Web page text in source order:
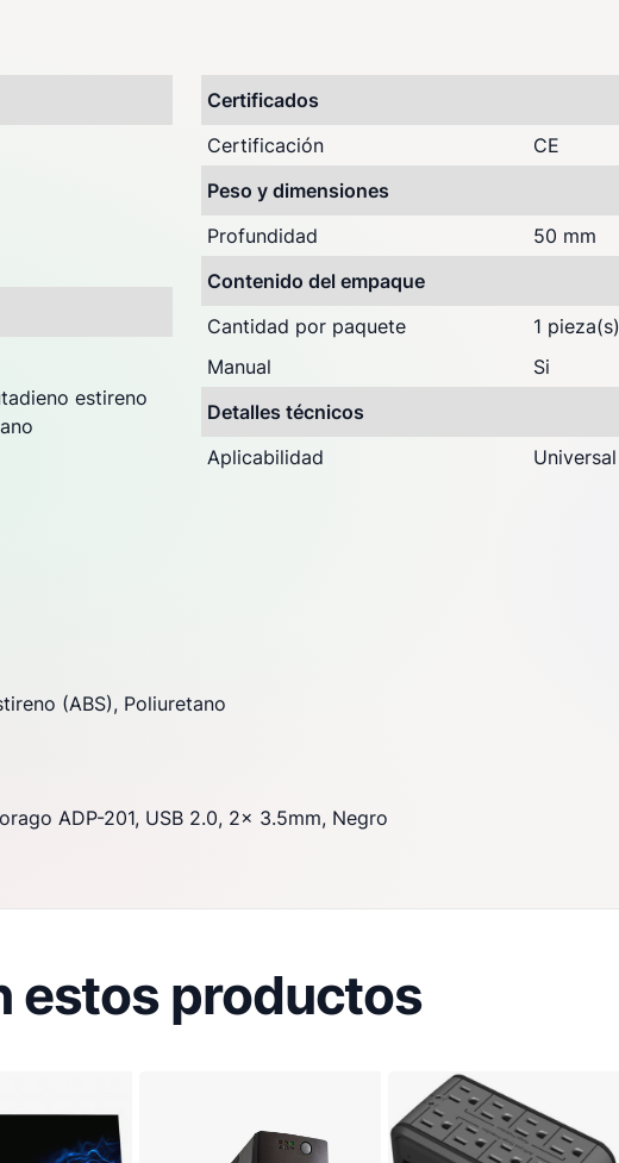
estireno
Certificados
Certificación
CE
Peso y dimensiones
Profundidad
50 mm
Contenido del empaque
Cantidad por paquete
1 pieza(s)
Manual
Si
Detalles técnicos
Aplicabilidad
Universal
(ABS), Poliuretano
ADP-201, USB 2.0, 2x 3.5mm, Negro
estos productos